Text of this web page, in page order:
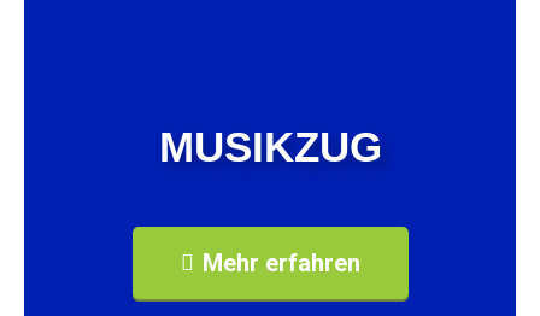
MUSIKZUG
Mehr erfahren